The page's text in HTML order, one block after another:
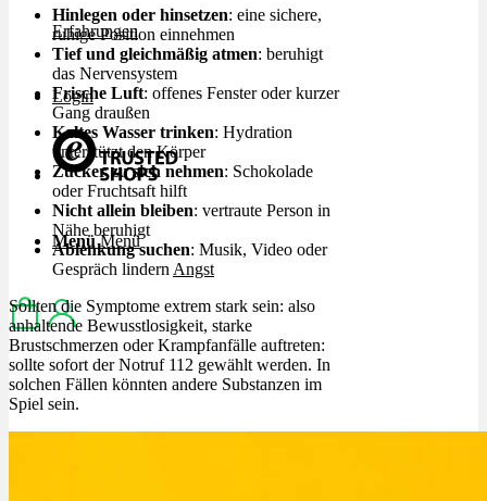
Erfahrungen
Login
Menü Menü
Hinlegen oder hinsetzen: eine sichere,
ruhige Position einnehmen
Tief und gleichmäßig atmen: beruhigt
das Nervensystem
Frische Luft: offenes Fenster oder kurzer
Gang draußen
Kaltes Wasser trinken: Hydration
unterstützt den Körper
Zucker zu sich nehmen: Schokolade
oder Fruchtsaft hilft
Nicht allein bleiben: vertraute Person in
Nähe beruhigt
Ablenkung suchen: Musik, Video oder
Gespräch lindern Angst
Sollten die Symptome extrem stark sein: also
anhaltende Bewusstlosigkeit, starke
Brustschmerzen oder Krampfanfälle auftreten:
sollte sofort der Notruf 112 gewählt werden. In
solchen Fällen könnten andere Substanzen im
Spiel sein.